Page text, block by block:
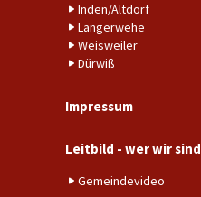
Inden/Altdorf
Langerwehe
Weisweiler
Dürwiß
Impressum
Leitbild - wer wir sind
Gemeindevideo